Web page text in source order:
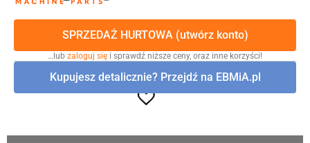
SPRZEDAŻ HURTOWA (utwórz konto)
…lub zaloguj się i sprawdź niższe ceny, oraz inne korzyści!
Kupujesz detalicznie? Przejdź na EBMiA.pl